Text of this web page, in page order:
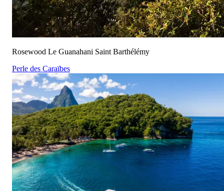
Rosewood Le Guanahani Saint Barthélémy
Perle des Caraïbes